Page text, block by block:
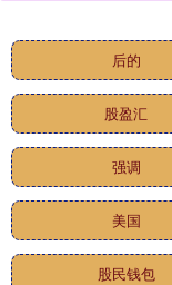
后的
股盈汇
强调
美国
股民钱包